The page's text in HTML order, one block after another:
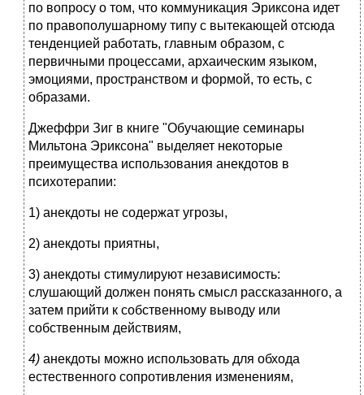
по вопросу о том, что коммуникация Эриксона идет
по правополушарному типу с вытекающей отсюда
тенденцией работать, главным образом, с
первичными процессами, архаическим языком,
эмоциями, пространством и формой, то есть, с
образами.
Джеффри Зиг в книге "Обучающие семинары
Мильтона Эриксона" выделяет некоторые
преимущества использования анекдотов в
психотерапии:
1) анекдоты не содержат угрозы,
2) анекдоты приятны,
3) анекдоты стимулируют независимость:
слушающий должен понять смысл рассказанного, а
затем прийти к собственному выводу или
собственным действиям,
4) анекдоты можно использовать для обхода
естественного сопротивления изменениям,